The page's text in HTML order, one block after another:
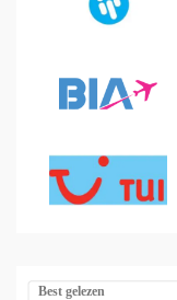
Best gelezen